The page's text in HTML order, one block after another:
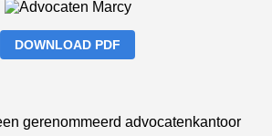
DOWNLOAD PDF
gerenommeerd advocatenkantoor